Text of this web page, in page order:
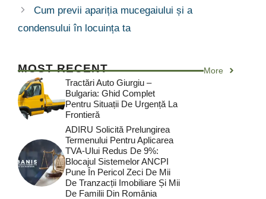
Cum previi apariția mucegaiului și a
condensului în locuința ta
MOST RECENT More
Tractări Auto Giurgiu –
Bulgaria: Ghid Complet
Pentru Situații De Urgență La
Frontieră
ADIRU Solicită Prelungirea
Termenului Pentru Aplicarea
TVA-Ului Redus De 9%:
Blocajul Sistemelor ANCPI
Pune În Pericol Zeci De Mii
De Tranzacții Imobiliare Și Mii
De Familii Din România